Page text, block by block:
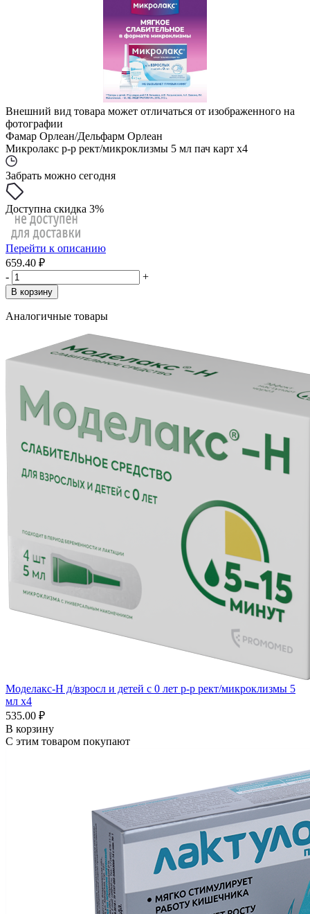
Внешний вид товара может отличаться от изображенного на
фотографии
Фамар Орлеан/Дельфарм Орлеан
Микролакс р-р рект/микроклизмы 5 мл пач карт x4
Забрать можно сегодня
Доступна скидка 3%
Перейти к описанию
659.40 ₽
-
+
В корзину
Аналогичные товары
Моделакс-Н д/взросл и детей с 0 лет р-р рект/микроклизмы 5
мл x4
535.00 ₽
В корзину
С этим товаром покупают